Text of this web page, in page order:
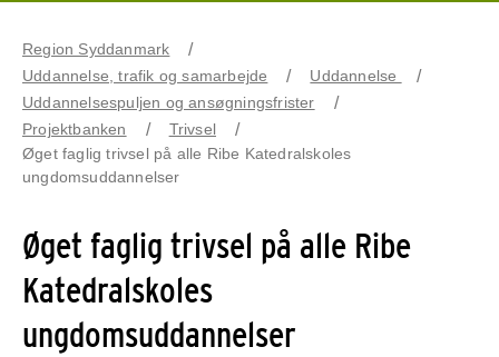
Region Syddanmark
Uddannelse, trafik og samarbejde
Uddannelse
Uddannelsespuljen og ansøgningsfrister
Projektbanken
Trivsel
Øget faglig trivsel på alle Ribe Katedralskoles
ungdomsuddannelser
Øget faglig trivsel på alle Ribe
Katedralskoles
ungdomsuddannelser